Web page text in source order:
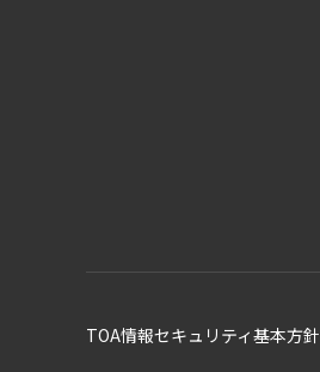
TOA情報セキュリティ基本方針